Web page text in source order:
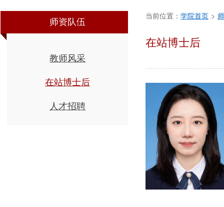
师资队伍
教师风采
在站博士后
人才招聘
当前位置： 学院首页 >
在站博士后